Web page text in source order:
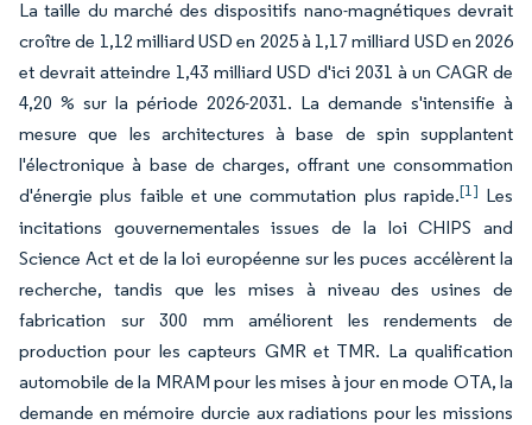
La taille du marché des dispositifs nano-magnétiques devrait
croître de 1,12 milliard USD en 2025 à 1,17 milliard USD en 2026
et devrait atteindre 1,43 milliard USD d'ici 2031 à un CAGR de
4,20 % sur la période 2026-2031. La demande s'intensifie à
mesure que les architectures à base de spin supplantent
l'électronique à base de charges, offrant une consommation
d'énergie plus faible et une commutation plus rapide.[1] Les
incitations gouvernementales issues de la loi CHIPS and
Science Act et de la loi européenne sur les puces accélèrent la
recherche, tandis que les mises à niveau des usines de
fabrication sur 300 mm améliorent les rendements de
production pour les capteurs GMR et TMR. La qualification
automobile de la MRAM pour les mises à jour en mode OTA, la
demande en mémoire durcie aux radiations pour les missions